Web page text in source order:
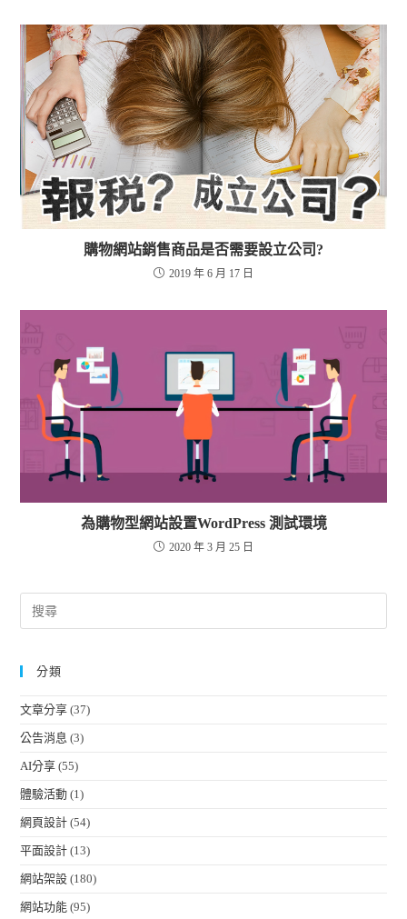
購物網站銷售商品是否需要設立公司?
2019 年 6 月 17 日
為購物型網站設置WordPress 測試環境
2020 年 3 月 25 日
分類
文章分享 (37)
公告消息 (3)
AI分享 (55)
體驗活動 (1)
網頁設計 (54)
平面設計 (13)
網站架設 (180)
網站功能 (95)